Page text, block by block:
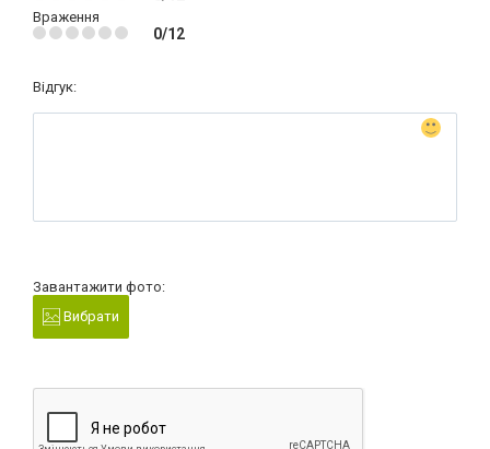
Враження
0/12
Відгук:
Завантажити фото:
Вибрати